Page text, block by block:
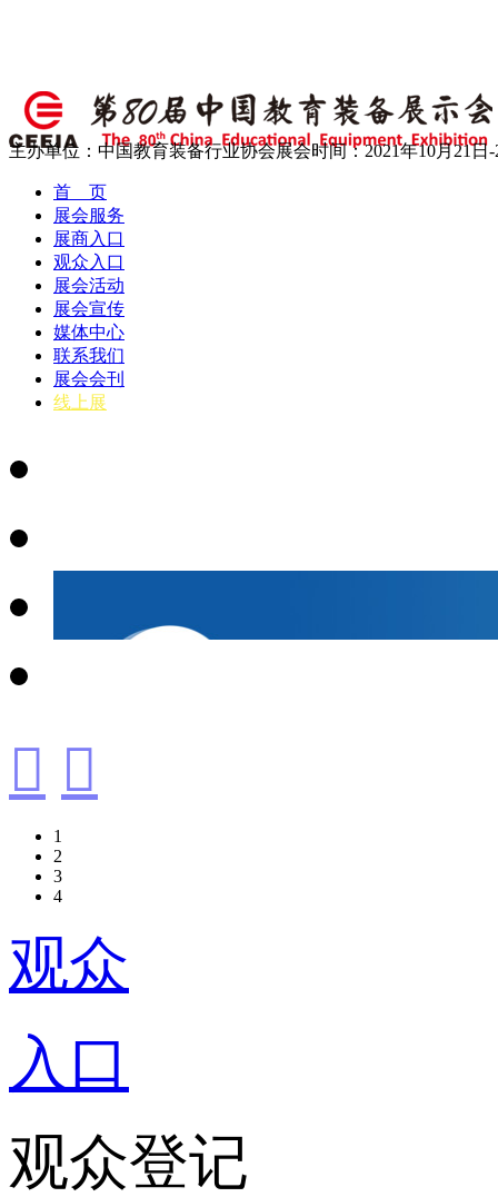
主办单位：中国教育装备行业协会展会时间：2021年10月21日-
首 页
展会服务
展商入口
观众入口
展会活动
展会宣传
媒体中心
联系我们
展会会刊
线上展
 
1
2
3
4
观众
入口
观众登记